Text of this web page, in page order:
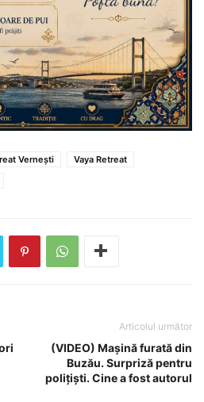
Vernești
Vaya Retreat
Articolul următor
(VIDEO) Mașină furată din
Buzău. Surpriză pentru
polițiști. Cine a fost autorul